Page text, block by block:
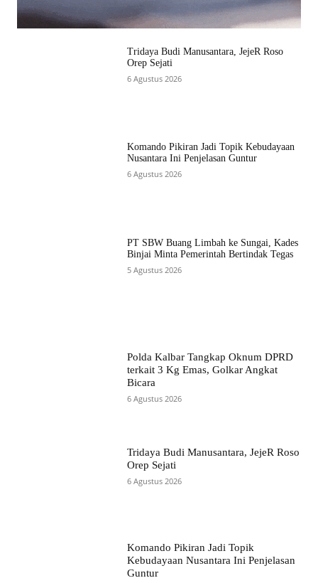
Tridaya Budi Manusantara, JejeR Roso
Orep Sejati
6 Agustus 2026
Komando Pikiran Jadi Topik Kebudayaan
Nusantara Ini Penjelasan Guntur
6 Agustus 2026
PT SBW Buang Limbah ke Sungai, Kades
Binjai Minta Pemerintah Bertindak Tegas
5 Agustus 2026
Polda Kalbar Tangkap Oknum DPRD
terkait 3 Kg Emas, Golkar Angkat
Bicara
6 Agustus 2026
Tridaya Budi Manusantara, JejeR Roso
Orep Sejati
6 Agustus 2026
Komando Pikiran Jadi Topik
Kebudayaan Nusantara Ini Penjelasan
Guntur